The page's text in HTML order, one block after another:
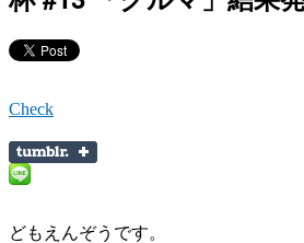
Check
どもえんぞうです。